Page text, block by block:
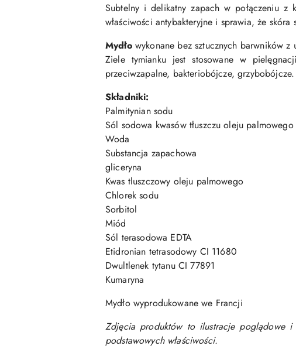
Subtelny i delikatny zapach w połączeniu z
właściwości antybakteryjne i sprawia, że skóra
Mydłowykonane bez sztucznych barwników z
Ziele tymianku jest stosowane w
przeciwzapalne, bakteriobójcze, grzybobójcze.
Składniki:
Palmitynian sodu
Sól sodowa kwasów tłuszczu oleju palmowego
Woda
Substancja zapachowa
gliceryna
Kwas tluszczowy oleju palmowego
Chlorek sodu
Sorbitol
Miód
Sól terasodowa EDTA
Etidronian tetrasodowy CI 11680
Dwultlenek tytanu CI 77891
Kumaryna
Mydło wyprodukowane we Francji
Zdjęcia produktów to ilustracje poglądowe
podstawowych właściwości.